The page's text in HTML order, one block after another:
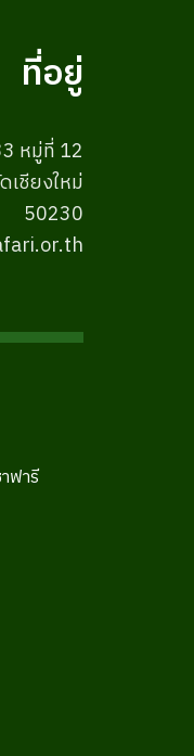
ติดต่อเรา
ที่อยู่
หมู่ที่ 12
ชียงใหม่
50230
ฟารี